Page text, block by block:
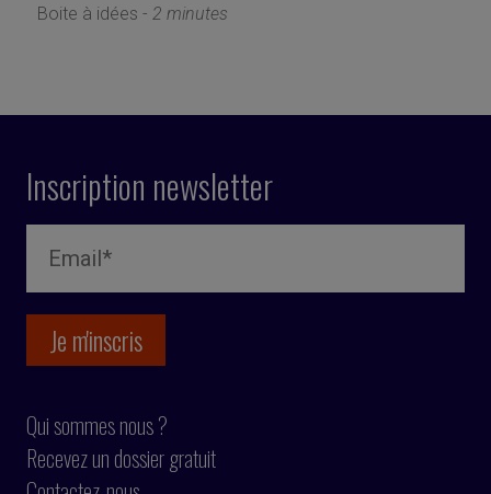
Boite à idées - 2 minutes
Inscription newsletter
Qui sommes nous ?
Recevez un dossier gratuit